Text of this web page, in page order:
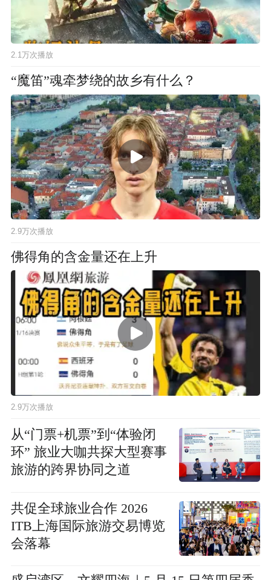
2.1万次播放
“魔笛”魂牵梦绕的故乡有什么？
2.9万次播放
佛得角的含金量还在上升
2.9万次播放
从“门票+机票”到“体验闭
环” 旅业大咖共探大型赛事
旅游的跨界协同之道
共促全球旅业合作 2026
ITB上海国际旅游交易博览
会落幕